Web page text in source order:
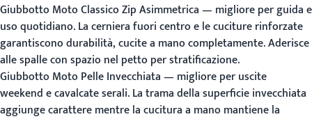
Giubbotto Moto Classico Zip Asimmetrica— migliore per guida e
uso quotidiano. La cerniera fuori centro e le cuciture rinforzate
garantiscono durabilità, cucite a mano completamente. Aderisce
alle spalle con spazio nel petto per stratificazione.
Giubbotto Moto Pelle Invecchiata— migliore per uscite
weekend e cavalcate serali. La trama della superficie invecchiata
aggiunge carattere mentre la cucitura a mano mantiene la